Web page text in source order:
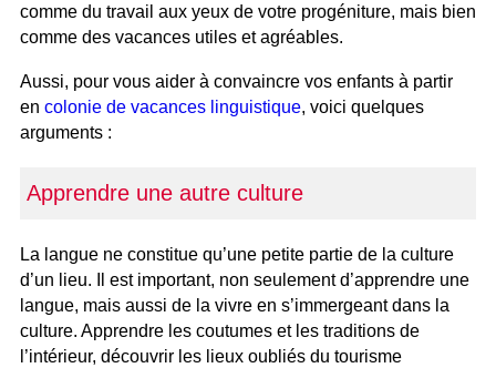
comme du travail aux yeux de votre progéniture, mais bien
comme des vacances utiles et agréables.
Aussi, pour vous aider à convaincre vos enfants à partir
en colonie de vacances linguistique, voici quelques
arguments :
Apprendre une autre culture
La langue ne constitue qu’une petite partie de la culture
d’un lieu. Il est important, non seulement d’apprendre une
langue, mais aussi de la vivre en s’immergeant dans la
culture. Apprendre les coutumes et les traditions de
l’intérieur, découvrir les lieux oubliés du tourisme